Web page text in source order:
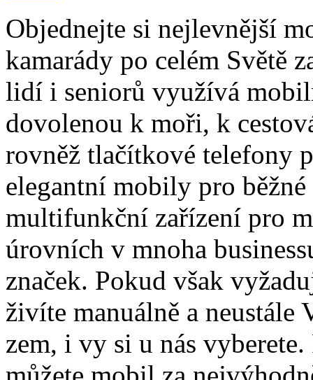
Objednejte si nejlevnější
kamarády po celém Světě
lidí i seniorů využívá
dovolenou k moři, k
rovněž tlačítkové telefony
elegantní mobily pro
multifunkční zařízení pro
úrovních v mnoha
značek. Pokud však
živíte manuálně a neustále
zem, i vy si u nás